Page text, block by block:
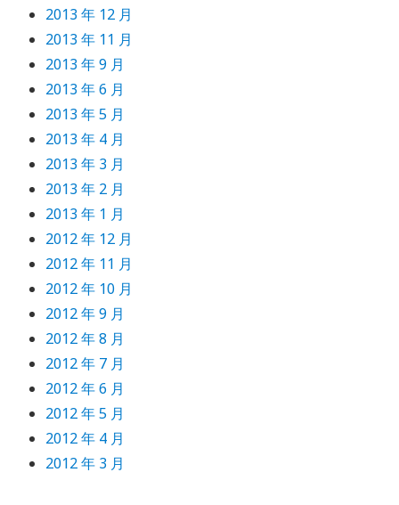
2013 年 12 月
2013 年 11 月
2013 年 9 月
2013 年 6 月
2013 年 5 月
2013 年 4 月
2013 年 3 月
2013 年 2 月
2013 年 1 月
2012 年 12 月
2012 年 11 月
2012 年 10 月
2012 年 9 月
2012 年 8 月
2012 年 7 月
2012 年 6 月
2012 年 5 月
2012 年 4 月
2012 年 3 月